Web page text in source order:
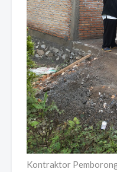
Kontraktor